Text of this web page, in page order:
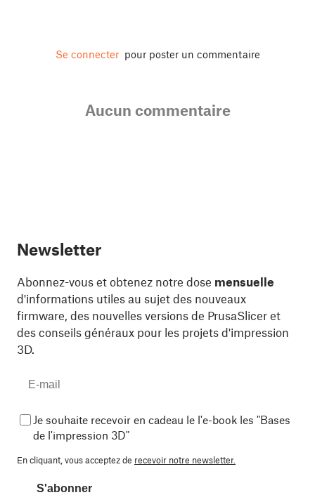
Se connecter pour poster un commentaire
Aucun commentaire
Newsletter
Abonnez-vous et obtenez notre dose mensuelle
d'informations utiles au sujet des nouveaux
firmware, des nouvelles versions de PrusaSlicer et
des conseils généraux pour les projets d'impression
3D.
Je souhaite recevoir en cadeau le l'e-book les "Bases
de l'impression 3D"
En cliquant, vous acceptez de recevoir notre newsletter.
S'abonner